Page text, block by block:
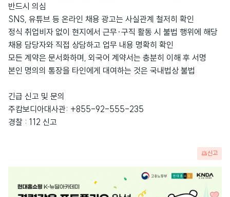
반드시 의심
SNS, 유튜브 등 온라인 채용 광고는 사실관계 철저히 확인
정식 취업비자 없이 현지에서 근무·구직 활동 시 불법 행위에 해당
채용 담당자와 직접 상담하고 업무 내용 명확히 확인
모든 계약은 문서화하며, 외국어 계약서는 충분히 이해 후 서명
본인 명의의 통장을 타인에게 대여하는 것은 국내법상 불법
긴급 신고 및 문의
주캄보디아대사관: +855-92-555-235
경찰 : 112 신고
신고